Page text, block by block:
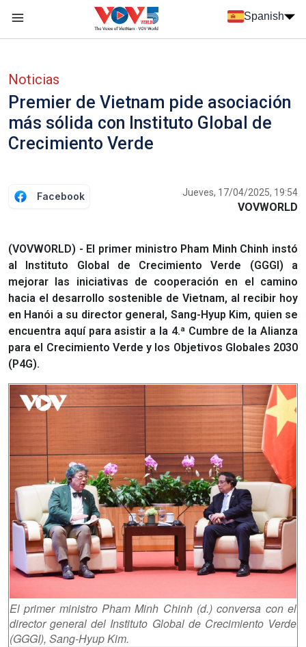
Spanish
Noticias
Premier de Vietnam pide asociación
más sólida con Instituto Global de
Crecimiento Verde
Facebook Jueves, 17/04/2025, 19:54
VOVWORLD
(VOVWORLD) - El primer ministro Pham Minh Chinh instó
al Instituto Global de Crecimiento Verde (GGGI) a
mejorar las iniciativas de cooperación en el camino
hacia el desarrollo sostenible de Vietnam, al recibir hoy
en Hanói a su director general, Sang-Hyup Kim, quien se
encuentra aquí para asistir a la 4.ª Cumbre de la Alianza
para el Crecimiento Verde y los Objetivos Globales 2030
(P4G).
El primer ministro Pham Minh Chinh (d.) conversa con el
director general del Instituto Global de Crecimiento Verde
(GGGI), Sang-Hyup Kim.